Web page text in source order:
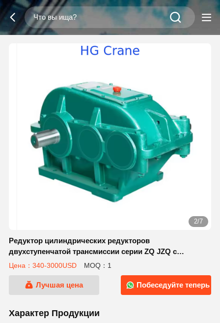
2/7
Редуктор цилиндрических редукторов
двухступенчатой трансмиссии серии ZQ JZQ с
широким диапазоном температур и высокой
Цена：340-3000USD MOQ：1
Лучшая цена Побеседуйте теперь
Характер Продукции